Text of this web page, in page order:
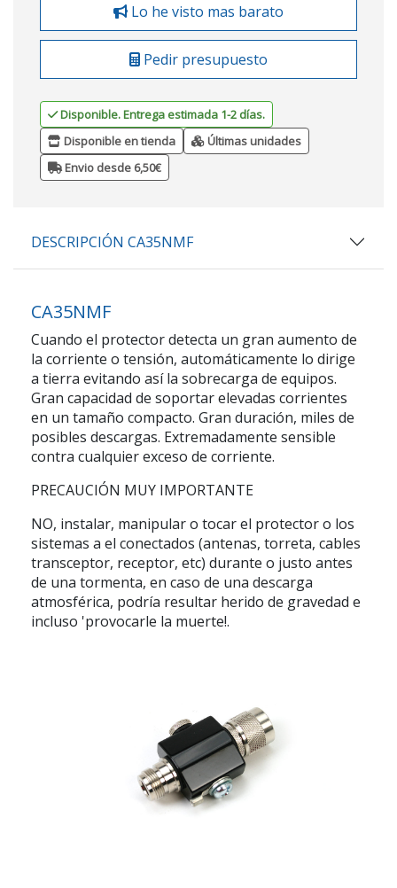
Lo he visto mas barato
Pedir presupuesto
Disponible. Entrega estimada 1-2 días.
Disponible en tienda
Últimas unidades
Envio desde 6,50€
DESCRIPCIÓN CA35NMF
CA35NMF
Cuando el protector detecta un gran aumento de
la corriente o tensión, automáticamente lo dirige
a tierra evitando así la sobrecarga de equipos.
Gran capacidad de soportar elevadas corrientes
en un tamaño compacto. Gran duración, miles de
posibles descargas. Extremadamente sensible
contra cualquier exceso de corriente.
PRECAUCIÓN MUY IMPORTANTE
NO, instalar, manipular o tocar el protector o los
sistemas a el conectados (antenas, torreta, cables
transceptor, receptor, etc) durante o justo antes
de una tormenta, en caso de una descarga
atmosférica, podría resultar herido de gravedad e
incluso 'provocarle la muerte!.